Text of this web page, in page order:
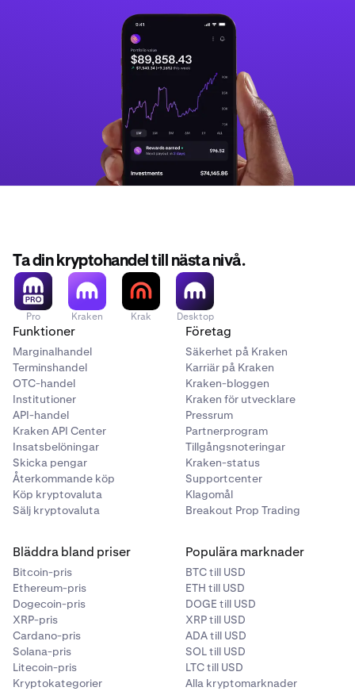
Ta din kryptohandel till nästa nivå.
Pro Kraken Krak Desktop
Funktioner
Marginalhandel
Terminshandel
OTC-handel
Institutioner
API-handel
Kraken API Center
Insatsbelöningar
Skicka pengar
Återkommande köp
Köp kryptovaluta
Sälj kryptovaluta
Företag
Säkerhet på Kraken
Karriär på Kraken
Kraken-bloggen
Kraken för utvecklare
Pressrum
Partnerprogram
Tillgångsnoteringar
Kraken-status
Supportcenter
Klagomål
Breakout Prop Trading
Bläddra bland priser
Bitcoin-pris
Ethereum-pris
Dogecoin-pris
XRP-pris
Cardano-pris
Solana-pris
Litecoin-pris
Kryptokategorier
Populära marknader
BTC till USD
ETH till USD
DOGE till USD
XRP till USD
ADA till USD
SOL till USD
LTC till USD
Alla kryptomarknader